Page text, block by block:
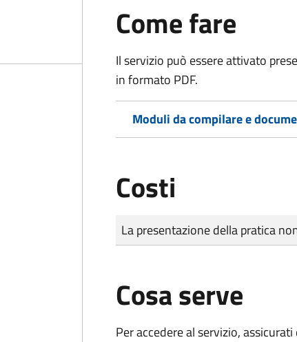
Come fare
Il servizio può essere attivato
in formato PDF.
Moduli da compilare e
Costi
Tipo di pagamento
Importo
La presentazione della pratica
Cosa serve
Per accedere al servizio, assicurati